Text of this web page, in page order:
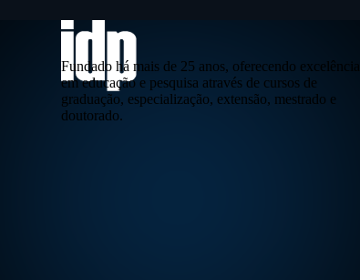
Fundado há mais de 25 anos, oferecendo excelência
em educação e pesquisa através de cursos de
graduação, especialização, extensão, mestrado e
doutorado.